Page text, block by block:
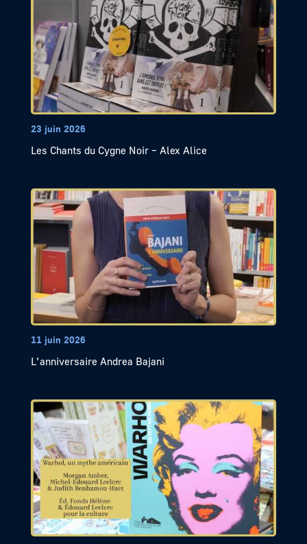
23 juin 2026
Les Chants du Cygne Noir – Alex Alice
11 juin 2026
L’anniversaire Andrea Bajani